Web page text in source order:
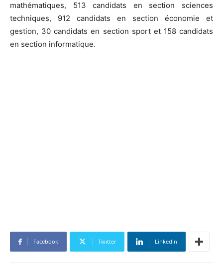
mathématiques, 513 candidats en section sciences
techniques, 912 candidats en section économie et
gestion, 30 candidats en section sport et 158 candidats
en section informatique.
Facebook Twitter Linkedin